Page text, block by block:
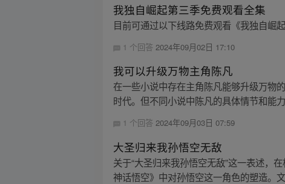
我独自崛起第三季免费观看全集
目前可通过以下线路免费观看《我独自崛
1 个回答2024年09月02日 17:10
我可以升级万物主角陈凡
在一些小说中存在主角陈凡能够升级万物
时代。但不同小说中陈凡的具体情节和能
1 个回答2024年09月03日 07:59
大圣归来我孙悟空无敌
关于“大圣归来我孙悟空无敌”这一表述，
神话悟空》中对孙悟空这一角色的塑造。